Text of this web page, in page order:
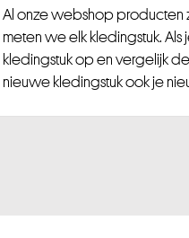
Al onze webshop producten
meten we elk kledingstuk.
kledingstuk op en vergelijk
nieuwe kledingstuk ook je